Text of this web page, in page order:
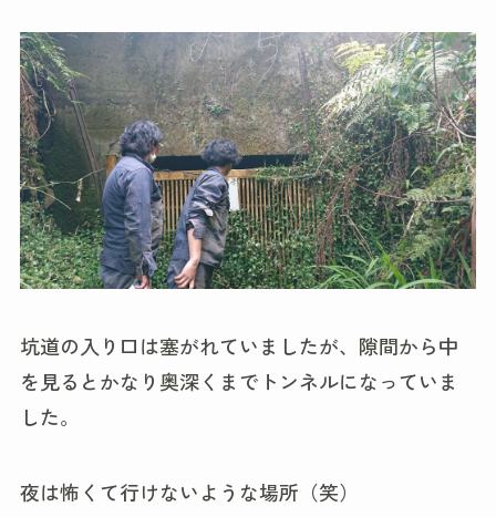
坑道の入り口は塞がれていましたが、隙間から中
を見るとかなり奥深くまでトンネルになっていま
した。
夜は怖くて行けないような場所（笑）